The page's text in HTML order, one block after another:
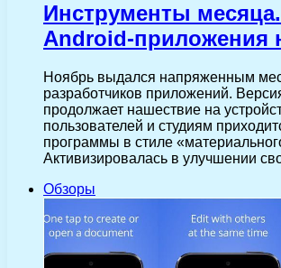
Инструменты
Android-приложения
Ноябрь выдался напряженным
разработчиков приложений.
продолжает нашествие на
пользователей и студиям
программы в стиле
Активизировалась в улучшении
Обзоры